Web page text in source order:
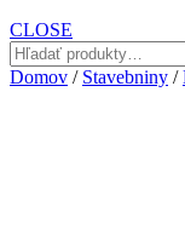
CLOSE
Hľadať:
Domov / Stavebniny /